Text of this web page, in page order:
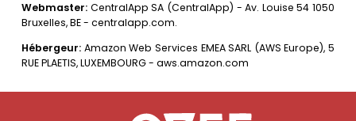
Webmaster: CentralApp SA (CentralApp) - Av. Louise 54 1050
Bruxelles, BE - centralapp.com.
Hébergeur: Amazon Web Services EMEA SARL (AWS Europe), 5
RUE PLAETIS, LUXEMBOURG - aws.amazon.com